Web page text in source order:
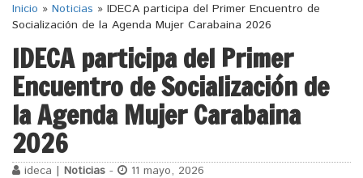
Inicio » Noticias » IDECA participa del Primer Encuentro de
Socialización de la Agenda Mujer Carabaina 2026
IDECA participa del Primer
Encuentro de Socialización de
la Agenda Mujer Carabaina
2026
ideca | Noticias - 11 mayo, 2026